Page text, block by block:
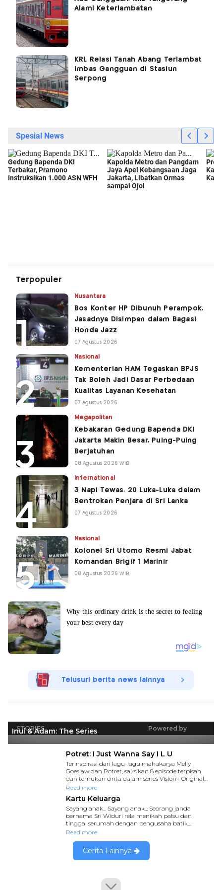
Alami Keterlambatan
KRL Relasi Tanah Abang Terlambat
Imbas Gangguan di Stasiun
Serpong
Terpopuler
Nusantara
Bos Konter HP Dibunuh Perampok,
Jasadnya Disimpan dalam Bagasi
Honda Jazz
07 Agustus 2026
Nasional
Kementerian HAM Tegaskan BPJS
Tak Boleh Jadi Dasar Perbedaan
Kualitas Layanan Kesehatan
07 Agustus 2026
Megapolitan
Kebakaran Gedung Bapenda DKI
Jakarta Makin Besar, Puing-Puing
Berjatuhan
08 Agustus 2026 WIB
International
3 Napi Tewas, 20 Luka-Luka dalam
Bentrokan Penjara di Sri Lanka
07 Agustus 2026
Nasional
Kolonel Sri Utomo Resmi Jabat
Komandan Brigif 1 Marinir
08 Agustus 2026 WIB
Telusuri berita news lainnya